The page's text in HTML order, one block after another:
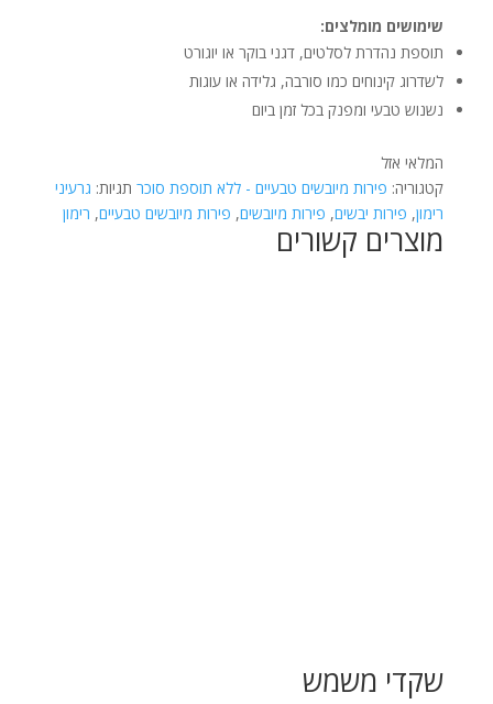
שימושים מומלצים:
תוספת נהדרת לסלטים, דגני בוקר או יוגורט
לשדרוג קינוחים כמו סורבה, גלידה או עוגות
נשנוש טבעי ומפנק בכל זמן ביום
המלאי אזל
קטגוריה: פירות מיובשים טבעיים - ללא תוספת סוכר תגיות: גרעיני
רימון, פירות יבשים, פירות מיובשים, פירות מיובשים טבעיים, רימון
מוצרים קשורים
שקדי משמש